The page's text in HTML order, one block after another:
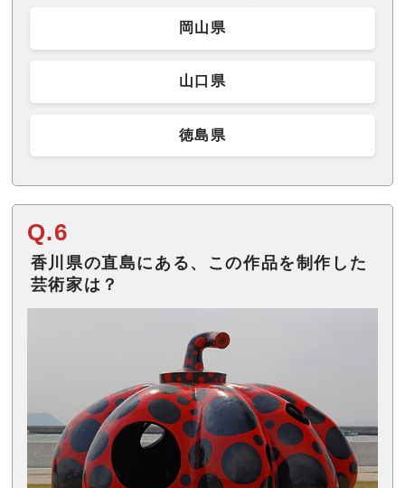
岡山県
山口県
徳島県
Q.6
香川県の直島にある、この作品を制作した
芸術家は？